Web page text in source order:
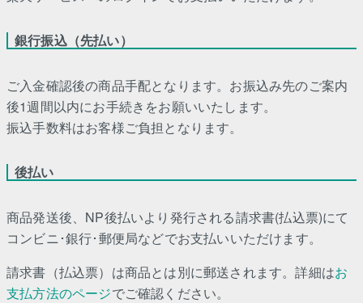
銀行振込（先払い）
ご入金確認後の商品手配となります。お振込み先のご案内
後1週間以内にお手続きをお願いいたします。
振込手数料はお客様ご負担となります。
後払い
商品発送後、NP後払いより発行される請求書(払込票)にて
コンビニ･銀行･郵便局などでお支払いいただけます。
請求書（払込票）は商品とは別に郵送されます。詳細はお
支払方法のページでご確認ください。